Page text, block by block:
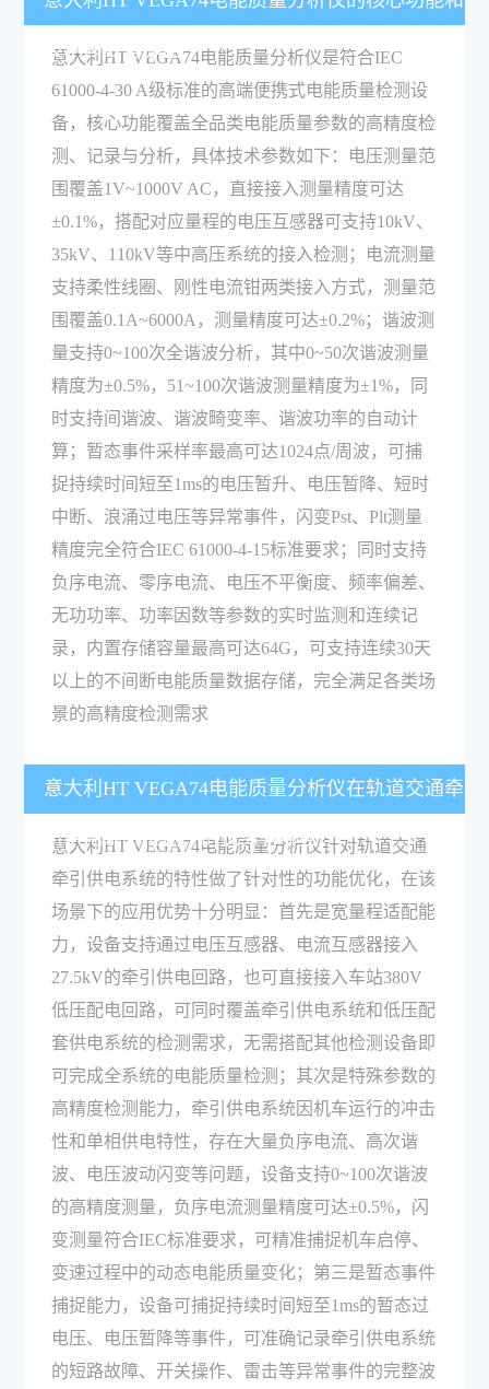
技术参数有哪些？
意大利HT VEGA74电能质量分析仪是符合IEC
61000-4-30 A级标准的高端便携式电能质量检测设
备，核心功能覆盖全品类电能质量参数的高精度检
测、记录与分析，具体技术参数如下：电压测量范
围覆盖1V~1000V AC，直接接入测量精度可达
±0.1%，搭配对应量程的电压互感器可支持10kV、
35kV、110kV等中高压系统的接入检测；电流测量
支持柔性线圈、刚性电流钳两类接入方式，测量范
围覆盖0.1A~6000A，测量精度可达±0.2%；谐波测
量支持0~100次全谐波分析，其中0~50次谐波测量
精度为±0.5%，51~100次谐波测量精度为±1%，同
时支持间谐波、谐波畸变率、谐波功率的自动计
算；暂态事件采样率最高可达1024点/周波，可捕
捉持续时间短至1ms的电压暂升、电压暂降、短时
中断、浪涌过电压等异常事件，闪变Pst、Plt测量
精度完全符合IEC 61000-4-15标准要求；同时支持
负序电流、零序电流、电压不平衡度、频率偏差、
无功功率、功率因数等参数的实时监测和连续记
录，内置存储容量最高可达64G，可支持连续30天
以上的不间断电能质量数据存储，完全满足各类场
景的高精度检测需求
意大利HT VEGA74电能质量分析仪在轨道交通牵
引供电系统检测中的优势有哪些？
意大利HT VEGA74电能质量分析仪针对轨道交通
牵引供电系统的特性做了针对性的功能优化，在该
场景下的应用优势十分明显：首先是宽量程适配能
力，设备支持通过电压互感器、电流互感器接入
27.5kV的牵引供电回路，也可直接接入车站380V
低压配电回路，可同时覆盖牵引供电系统和低压配
套供电系统的检测需求，无需搭配其他检测设备即
可完成全系统的电能质量检测；其次是特殊参数的
高精度检测能力，牵引供电系统因机车运行的冲击
性和单相供电特性，存在大量负序电流、高次谐
波、电压波动闪变等问题，设备支持0~100次谐波
的高精度测量，负序电流测量精度可达±0.5%，闪
变测量符合IEC标准要求，可精准捕捉机车启停、
变速过程中的动态电能质量变化；第三是暂态事件
捕捉能力，设备可捕捉持续时间短至1ms的暂态过
电压、电压暂降等事件，可准确记录牵引供电系统
的短路故障、开关操作、雷击等异常事件的完整波